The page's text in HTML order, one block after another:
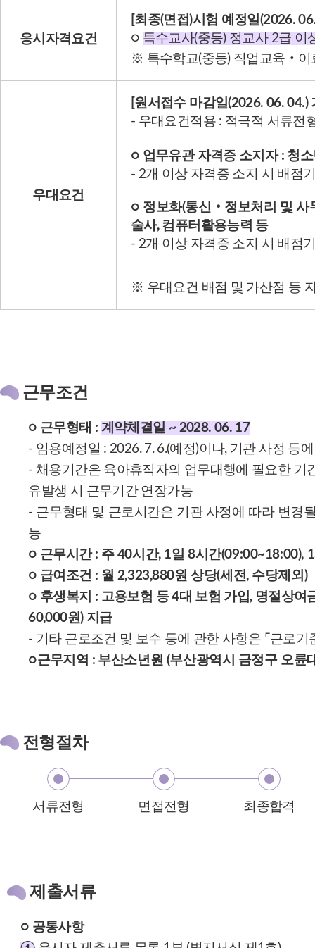
응시자격요건
[최종(면접)시험 예정일(2026.
○ 특수교사(중등) 정교사 2급 이
※ 특수학교(중등) 직업교육‧
우대요건
[원서접수 마감일(2026. 06. 04.)
- 우대요건적용 : 적극적 서류전
○ 업무유관 자격증 소지자 : 청
- 2개 이상 자격증 소지 시 배점
○ 정보화(통신‧정보처리 및 사
술사, 컴퓨터활용능력 등
- 2개 이상 자격증 소지 시 배점
※ 우대요건 배점 및 가산점 등
근무조건
○ 근무형태 : 계약체결일 ~ 2028. 06. 17
- 임용예정일 : 2026. 7. 6.(예정)이나, 기관 사정 등
- 채용기간은 육아휴직자의 업무대행에 필요한 기
유발생 시 근무기간 연장가능
- 근무형태 및 근로시간은 기관 사정에 따라 변경
능
○ 근무시간 : 주 40시간, 1일 8시간(09:00~18:00),
○ 급여조건 : 월 2,323,880원 상당(세전, 수당제외)
○ 후생복지 : 고용보험 등 4대 보험 가입, 명절상여
60,000원) 지급
- 기타 근로조건 및 보수 등에 관한 사항은 ⌜근로
○근무지역 : 부산소년원 (부산광역시 금정구 오륜
전형절차
서류전형 면접전형 최종합격
제출서류
○ 공통사항